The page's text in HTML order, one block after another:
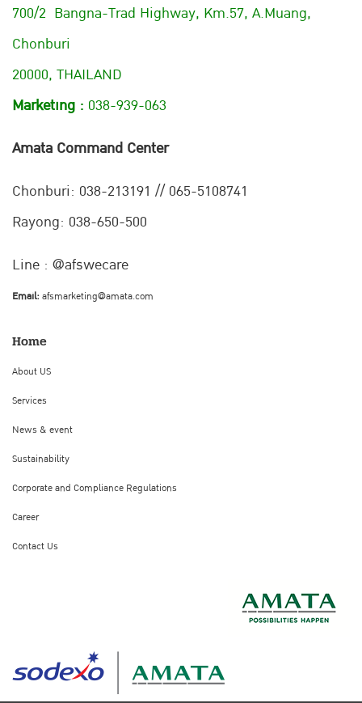
700/2 Bangna-Trad Highway, Km.57, A.Muang,
Chonburi
20000, THAILAND
Marketing : 038-939-063
Amata Command Center
Chonburi: 038-213191 // 065-5108741
Rayong: 038-650-500
Line : @afswecare
Email:afsmarketing@amata.com
Home
About US
Services
News & event
Sustainability
Corporate and Compliance Regulations
Career
Contact Us